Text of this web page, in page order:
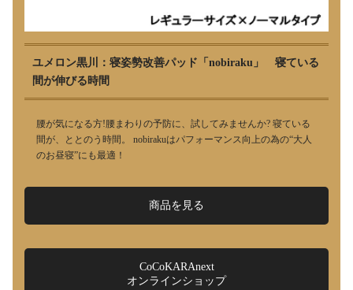
ユメロン黒川：寝姿勢改善パッド「nobiraku」 寝ている
間が伸びる時間
腰が気になる方!腰まわりの予防に、試してみませんか? 寝ている
間が、ととのう時間。 nobirakuはパフォーマンス向上の為の“大人
のお昼寝”にも最適！
商品を見る
CoCoKARAnext
オンラインショップ